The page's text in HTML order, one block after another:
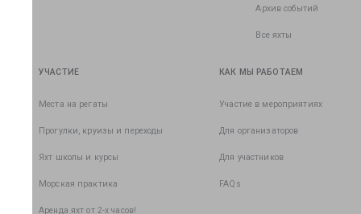
Архив событий
Все яхты
УЧАСТИЕ
Места на регаты
Прогулки, круизы и переходы
Яхт школы и курсы
Морская практика
Аренда яхт от 2-х часов!
КАК МЫ РАБОТАЕМ
Участие в мероприятиях
Для организаторов
Для участников
FAQs